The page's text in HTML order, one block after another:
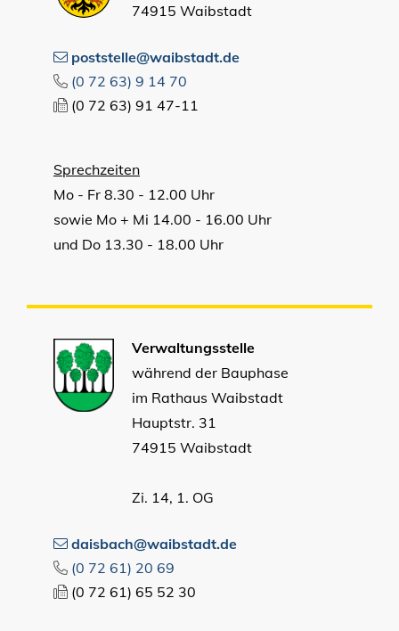
74915 Waibstadt
poststelle@waibstadt.de
(0 72 63) 9 14 70
(0 72 63) 91 47-11
Sprechzeiten
Mo - Fr 8.30 - 12.00 Uhr
sowie Mo + Mi 14.00 - 16.00 Uhr
und Do 13.30 - 18.00 Uhr
Verwaltungsstelle
während der Bauphase
im Rathaus Waibstadt
Hauptstr. 31
74915 Waibstadt
Zi. 14, 1. OG
daisbach@waibstadt.de
(0 72 61) 20 69
(0 72 61) 65 52 30